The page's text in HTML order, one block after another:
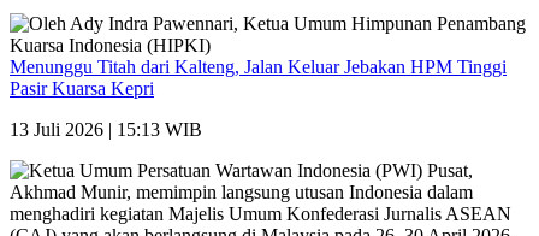
Menunggu Titah dari Kalteng, Jalan Keluar Jebakan HPM Tinggi
Pasir Kuarsa Kepri
13 Juli 2026 | 15:13 WIB